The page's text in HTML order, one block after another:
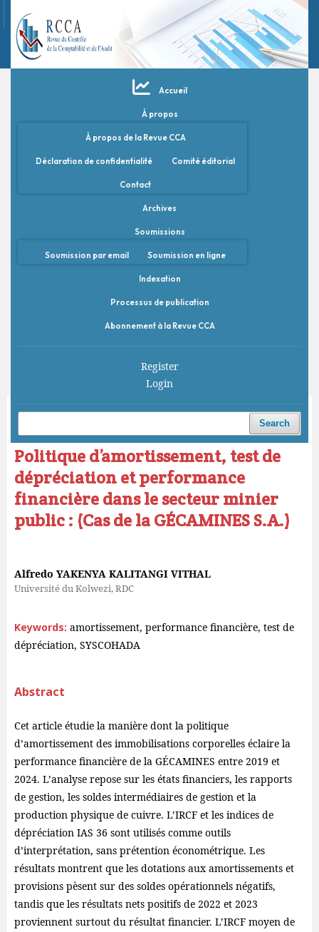
Accueil
À propos
À propos de la Revue CCA
Déclaration de confidentialité Comité éditorial
Contact
Archives
Soumissions
Soumission par email Soumission en ligne
Indexation
Processus de publication
Abonnement à la Revue CCA
Register
Login
Search
Home / Archives / Vol. 10 No. 2 (2026) / Articles
Politique d’amortissement, test de
dépréciation et performance
financière dans le secteur minier
public : (Cas de la GÉCAMINES S.A.)
Alfredo YAKENYA KALITANGI VITHAL
Université du Kolwezi, RDC
Keywords: amortissement, performance financière, test de
dépréciation, SYSCOHADA
Abstract
Cet article étudie la manière dont la politique
d’amortissement des immobilisations corporelles éclaire la
performance financière de la GÉCAMINES entre 2019 et
2024. L’analyse repose sur les états financiers, les rapports
de gestion, les soldes intermédiaires de gestion et la
production physique de cuivre. L’IRCF et les indices de
dépréciation IAS 36 sont utilisés comme outils
d’interprétation, sans prétention économétrique. Les
résultats montrent que les dotations aux amortissements et
provisions pèsent sur des soldes opérationnels négatifs,
tandis que les résultats nets positifs de 2022 et 2023
proviennent surtout du résultat financier. L’IRCF moyen de